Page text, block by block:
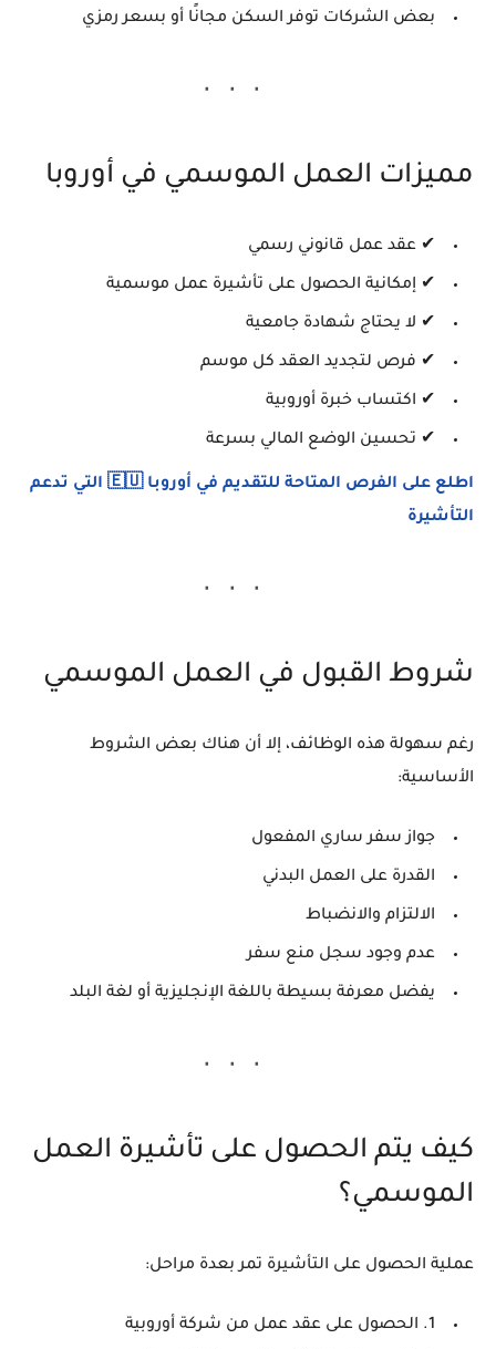
بعض الشركات توفر السكن مجانًا أو بسعر رمزي
مميزات العمل الموسمي في أوروبا
✔ عقد عمل قانوني رسمي
✔ إمكانية الحصول على تأشيرة عمل موسمية
✔ لا يحتاج شهادة جامعية
✔ فرص لتجديد العقد كل موسم
✔ اكتساب خبرة أوروبية
✔ تحسين الوضع المالي بسرعة
اطلع على الفرص المتاحة للتقديم في أوروبا 🇪🇺 التي تدعم
التأشيرة
شروط القبول في العمل الموسمي
رغم سهولة هذه الوظائف، إلا أن هناك بعض الشروط
الأساسية:
جواز سفر ساري المفعول
القدرة على العمل البدني
الالتزام والانضباط
عدم وجود سجل منع سفر
يفضل معرفة بسيطة باللغة الإنجليزية أو لغة البلد
كيف يتم الحصول على تأشيرة العمل
الموسمي؟
عملية الحصول على التأشيرة تمر بعدة مراحل:
1. الحصول على عقد عمل من شركة أوروبية